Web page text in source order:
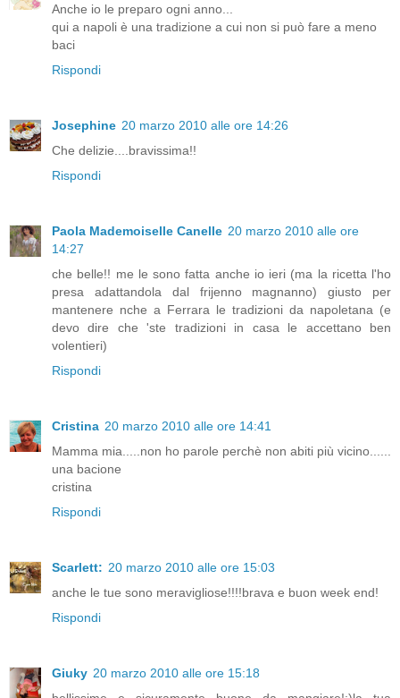
Anche io le preparo ogni anno...
qui a napoli è una tradizione a cui non si può fare a meno
baci
Rispondi
Josephine 20 marzo 2010 alle ore 14:26
Che delizie....bravissima!!
Rispondi
Paola Mademoiselle Canelle 20 marzo 2010 alle ore
14:27
che belle!! me le sono fatta anche io ieri (ma la ricetta l'ho
presa adattandola dal frijenno magnanno) giusto per
mantenere nche a Ferrara le tradizioni da napoletana (e
devo dire che 'ste tradizioni in casa le accettano ben
volentieri)
Rispondi
Cristina 20 marzo 2010 alle ore 14:41
Mamma mia.....non ho parole perchè non abiti più vicino......
una bacione
cristina
Rispondi
Scarlett: 20 marzo 2010 alle ore 15:03
anche le tue sono meravigliose!!!!brava e buon week end!
Rispondi
Giuky 20 marzo 2010 alle ore 15:18